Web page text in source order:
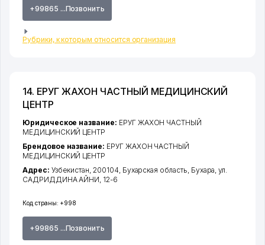
+99865 ...Позвонить
Рубрики, к которым относится организация
14. ЕРУГ ЖАХОН ЧАСТНЫЙ МЕДИЦИНСКИЙ
ЦЕНТР
Код страны: +998
+99865 ...Позвонить
Юридическое название: ЕРУГ ЖАХОН ЧАСТНЫЙ
МЕДИЦИНСКИЙ ЦЕНТР
Брендовое название: ЕРУГ ЖАХОН ЧАСТНЫЙ
МЕДИЦИНСКИЙ ЦЕНТР
Адрес: Узбекистан, 200104, Бухарская область Бухара ,ул.
САДРИДДИНА АЙНИ , 12-6